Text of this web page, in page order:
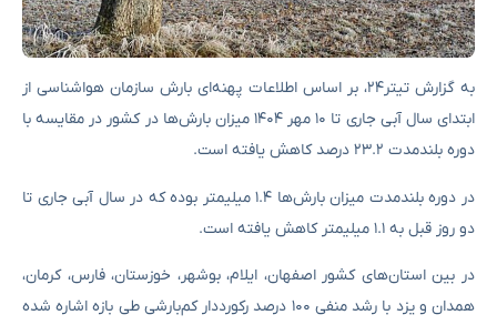
به گزارش تیتر۲۴، بر اساس اطلاعات پهنه‌ای بارش سازمان هواشناسی از
ابتدای سال آبی جاری تا ۱۰ مهر ۱۴۰۴ میزان بارش‌ها در کشور در مقایسه با
دوره بلندمدت ۲۳.۲ درصد کاهش یافته است.
در دوره بلندمدت میزان بارش‌ها ۱.۴ میلیمتر بوده که در سال آبی جاری تا
دو روز قبل به ۱.۱ میلیمتر کاهش یافته است.
در بین استان‌های کشور اصفهان، ایلام، بوشهر، خوزستان، فارس، کرمان،‌
همدان و یزد با رشد منفی ۱۰۰ درصد رکورددار کم‌بارشی طی بازه اشاره شده